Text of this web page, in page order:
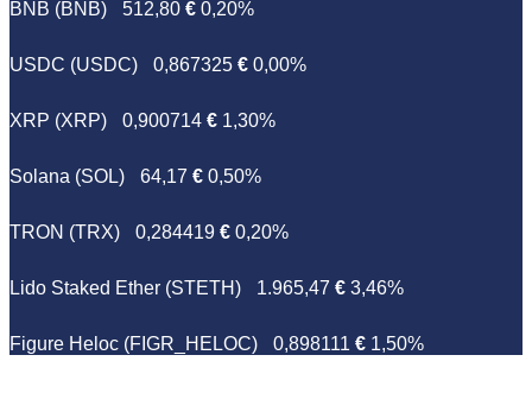
BNB (BNB) 512,80 € 0,20%
USDC (USDC) 0,867325 € 0,00%
XRP (XRP) 0,900714 € 1,30%
Solana (SOL) 64,17 € 0,50%
TRON (TRX) 0,284419 € 0,20%
Lido Staked Ether (STETH) 1.965,47 € 3,46%
Figure Heloc (FIGR_HELOC) 0,898111 € 1,50%